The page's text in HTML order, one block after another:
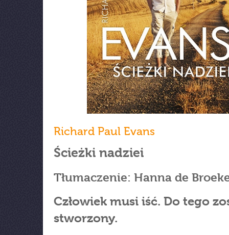
Richard Paul Evans
Ścieżki nadziei
Tłumaczenie: Hanna de
Człowiek musi iść. Do tego
stworzony.